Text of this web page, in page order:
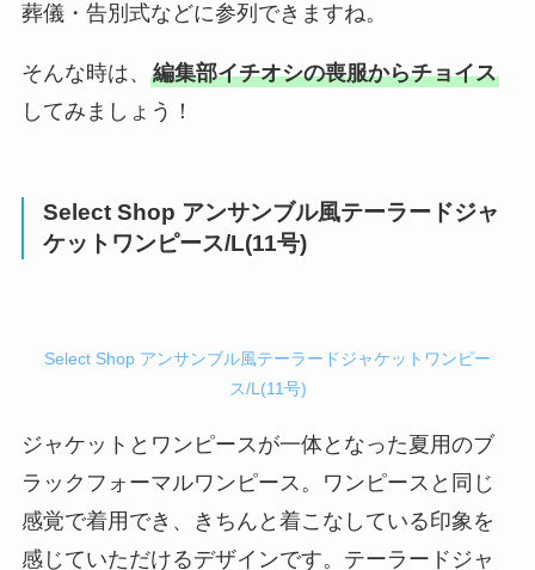
葬儀・告別式などに参列できますね。
そんな時は、 編集部イチオシの喪服からチョイス
してみましょう！
Select Shop アンサンブル風テーラードジャ
ケットワンピース/L(11号)
Select Shop アンサンブル風テーラードジャケットワンピー
ス/L(11号)
ジャケットとワンピースが一体となった夏用のブ
ラックフォーマルワンピース。ワンピースと同じ
感覚で着用でき、きちんと着こなしている印象を
感じていただけるデザインです。テーラードジャ